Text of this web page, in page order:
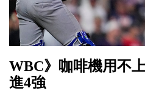
WBC》咖啡機用不
進4強